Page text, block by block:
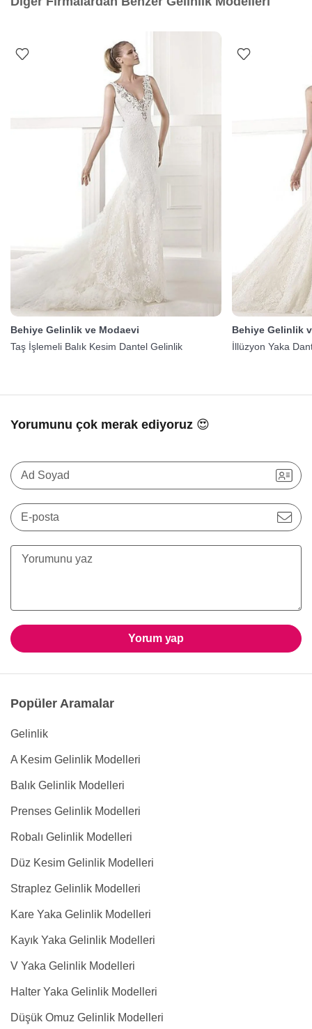
Behiye Gelinlik ve Modaevi
Taş İşlemeli Balık Kesim Dantel Gelinlik
Behiye Gelinlik
İllüzyon Yaka
Yorumunu çok merak ediyoruz 😍
Ad Soyad
E-posta
Yorum yap
Popüler Aramalar
Gelinlik
A Kesim Gelinlik Modelleri
Balık Gelinlik Modelleri
Prenses Gelinlik Modelleri
Robalı Gelinlik Modelleri
Düz Kesim Gelinlik Modelleri
Straplez Gelinlik Modelleri
Kare Yaka Gelinlik Modelleri
Kayık Yaka Gelinlik Modelleri
V Yaka Gelinlik Modelleri
Halter Yaka Gelinlik Modelleri
Düşük Omuz Gelinlik Modelleri